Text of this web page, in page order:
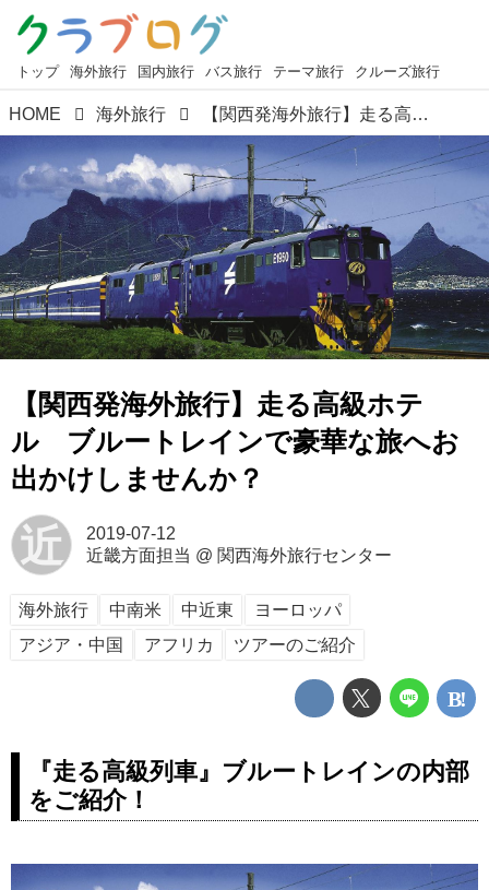
トップ 海外旅行 国内旅行 バス旅行 テーマ旅行 クルーズ旅行
HOME 海外旅行 【関西発海外旅行】走る高級ホテル ブルートレインで豪華な旅へお出かけしませんか？
【関西発海外旅行】走る高級ホテ
ル ブルートレインで豪華な旅へお
出かけしませんか？
近
2019-07-12
近畿方面担当 @ 関西海外旅行センター
海外旅行 中南米 中近東
ヨーロッパ
アジア・中国
アフリカ ツアーのご紹介
『走る高級列車』ブルートレインの内部
をご紹介！